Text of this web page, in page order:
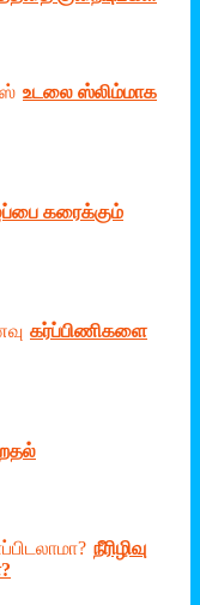
உடலை ஸ்லிம்மாக
கரைக்கும்
கர்ப்பிணிகளை
நீரிழிவு